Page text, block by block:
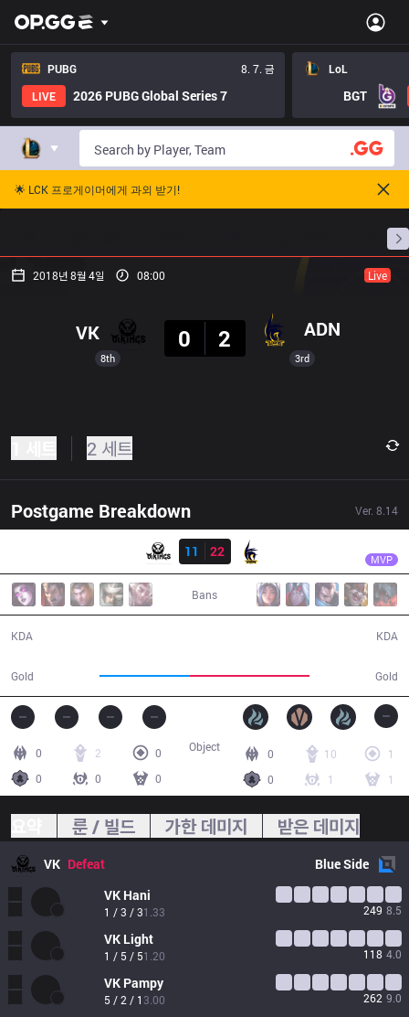
PUBG
8. 7. 금
LIVE
2026 PUBG Global Series 7
LoL
BGT
🌟 LCK 프로게이머에게 과외 받기!
프로빌
2018년 8월 4일 08:00 Live
8th
VK
0
2 ADN
3rd
2 세트
Postgame Breakdown Ver. 8.14
11
22 MVP
Bans
KDA
Gold Gold
KDA
0 2
0
0
0 0
0 10
1
0
1 1
Object
룬 / 빌드 가한 데미지 받은 데미지
VK Defeat BlueSide
VK Hani
1 / 3 / 31.33 249 8.5
VK Light
1 / 5 / 51.20 118 4.0
VK Pampy
5 / 2 / 1 3.00 262 9.0